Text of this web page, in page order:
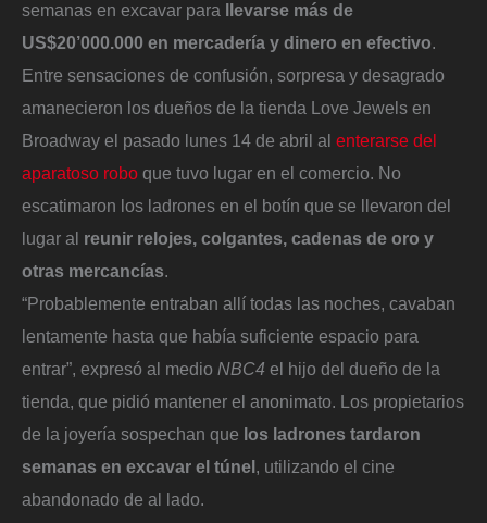
semanas en excavar para
llevarse más de
US$20’000.000 en mercadería y dinero en efectivo.
Entre sensaciones de confusión, sorpresa y desagrado
amanecieron los dueños de la tienda Love Jewels en
Broadway el pasado lunes 14 de abril al enterarse del
aparatoso robo que tuvo lugar en el comercio. No
escatimaron los ladrones en el botín que se llevaron del
lugar al reunir relojes, colgantes, cadenas de oro y
otras mercancías.
“Probablemente entraban allí todas las noches, cavaban
lentamente hasta que había suficiente espacio para
entrar”, expresó al medio NBC4 el hijo del dueño de la
tienda, que pidió mantener el anonimato. Los propietarios
de la joyería sospechan que los ladrones tardaron
semanas en excavar el túnel , utilizando el cine
abandonado de al lado.